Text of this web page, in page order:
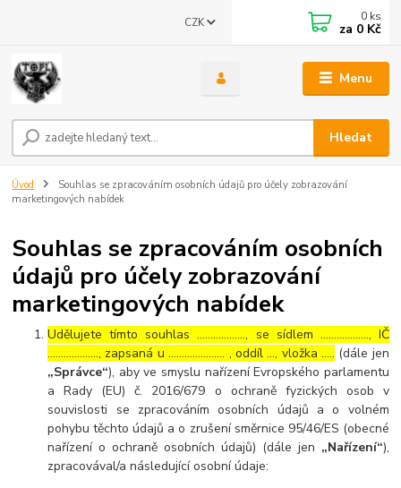
Menu
CZK
Hledat
0 ks
za 0 Kč
Úvod
Souhlas se zpracováním osobních údajů pro účely zobrazování
marketingových nabídek
Souhlas se zpracováním osobních
údajů pro účely zobrazování
marketingových nabídek
Udělujete tímto souhlas ……………..., se sídlem ………………, IČ
………………., zapsaná u ………………… , oddíl …, vložka ….. (dále jen
„Správce“), aby ve smyslu nařízení Evropského parlamentu
a Rady (EU) č. 2016/679 o ochraně fyzických osob v
souvislosti se zpracováním osobních údajů a o volném
pohybu těchto údajů a o zrušení směrnice 95/46/ES (obecné
nařízení o ochraně osobních údajů) (dále jen „Nařízení“),
zpracovával/a následující osobní údaje: